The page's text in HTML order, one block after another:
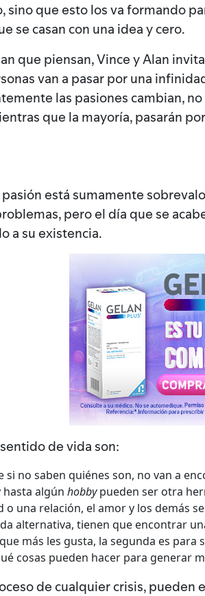
que esto los va formando
se casan con una idea y cero.
que piensan, Vince y Alan
van a pasar por una
las pasiones cambian,
que la mayoría, pasarán
está sumamente
pero el día que se
a su existencia.
de vida son:
no saben quiénes son, no van a
hasta algún hobbypueden ser otra
o una relación, el amor y los demás
alternativa, tienen que encontrar
más les gusta, la segunda es
cosas pueden hacer para generar
de cualquier crisis,